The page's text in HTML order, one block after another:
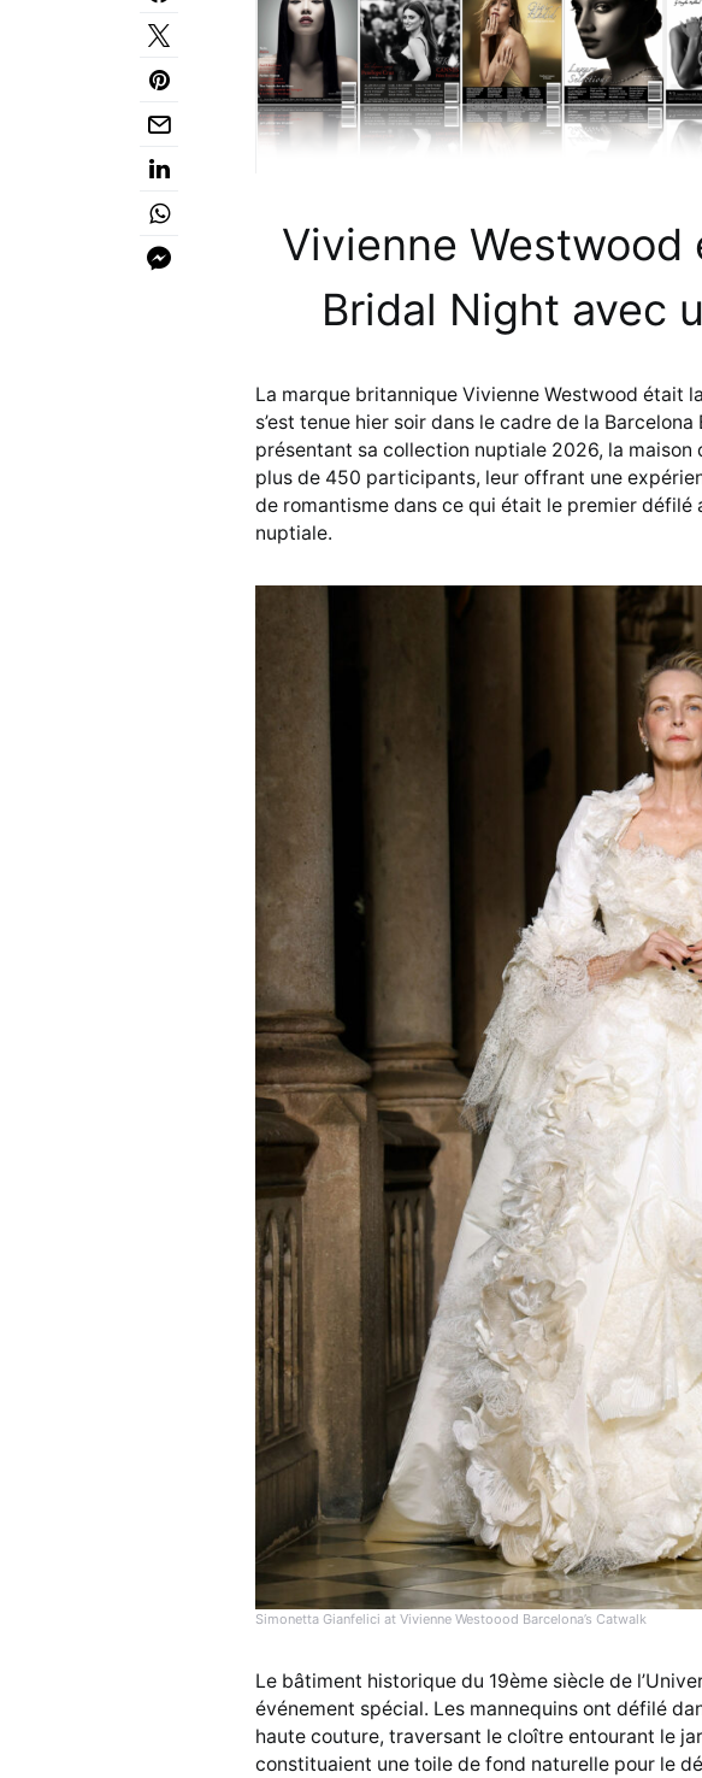
Vivienne Westwood
Bridal Night avec
La marque britannique Vivienne Westwood était
s’est tenue hier soir dans le cadre de la Barcelona
présentant sa collection nuptiale 2026, la
plus de 450 participants, leur offrant une
de romantisme dans ce qui était le premier défilé
nuptiale.
Simonetta Gianfelici at Vivienne Westoood Barcelona’s Catwalk
Le bâtiment historique du 19ème siècle de
événement spécial. Les mannequins ont défilé
haute couture, traversant le cloître entourant le
constituaient une toile de fond naturelle pour le